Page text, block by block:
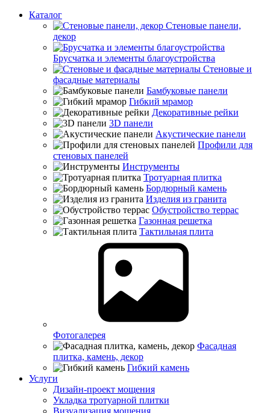
Каталог
Стеновые панели,
декор
Брусчатка и элементы благоустройства
Стеновые и
фасадные материалы
Бамбуковые панели
Гибкий мрамор
Декоративные рейки
3D панели
Акустические панели
Профили для
стеновых панелей
Инструменты
Тротуарная плитка
Бордюрный камень
Изделия из гранита
Обустройство террас
Газонная решетка
Тактильная плита
Фотогалерея
Фасадная
плитка, камень, декор
Гибкий камень
Услуги
Дизайн-проект мощения
Укладка тротуарной плитки
Визуализация мощения